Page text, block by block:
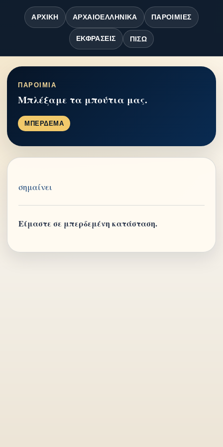
ΑΡΧΙΚΉ ΑΡΧΑΙΟΕΛΛΗΝΙΚΆ ΠΑΡΟΙΜΊΕΣ
ΕΚΦΡΆΣΕΙΣ ΠΊΣΩ
ΠΑΡΟΙΜΙΑ
Μπλέξαμε τα μπούτια μας.
ΜΠΕΡΔΕΜΑ
σημαίνει
Είμαστε σε μπερδεμένη κατάσταση.